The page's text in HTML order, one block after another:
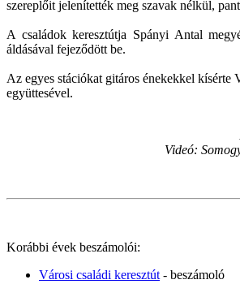
szereplőit jelenítették meg szavak nélkül,
A családok keresztútja Spányi Antal
áldásával fejeződött be.
Az egyes stációkat gitáros énekekkel kísérte
együttesével.
Videó:
Korábbi évek beszámolói:
Városi családi keresztút - beszámoló